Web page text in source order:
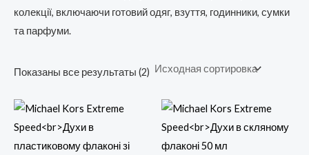
колекції, включаючи готовий одяг, взуття, годинники, сумки
та парфуми.
Показаны все результаты (2)